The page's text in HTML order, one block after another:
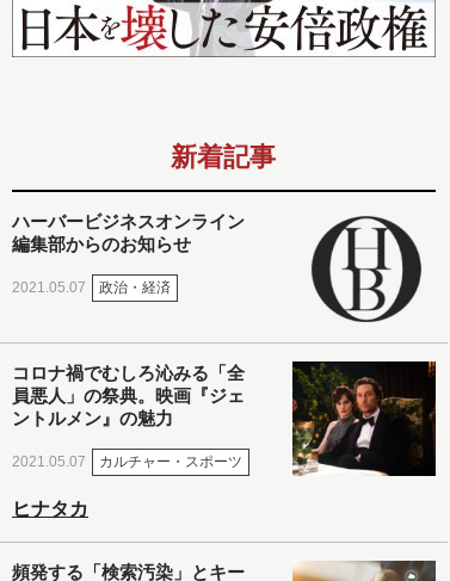
新着記事
ハーバービジネスオンライン
編集部からのお知らせ
2021.05.07 政治・経済
コロナ禍でむしろ沁みる「全
員悪人」の祭典。映画『ジェ
ントルメン』の魅力
2021.05.07 カルチャー・スポーツ
ヒナタカ
頻発する「検索汚染」とキー